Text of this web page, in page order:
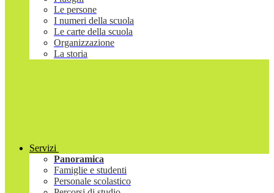
Le persone
I numeri della scuola
Le carte della scuola
Organizzazione
La storia
Servizi
Panoramica
Famiglie e studenti
Personale scolastico